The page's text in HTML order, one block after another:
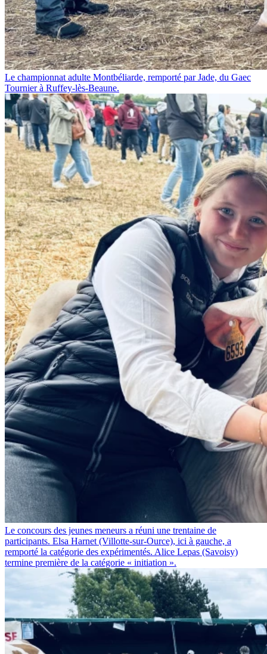
Le championnat adulte Montbéliarde, remporté par Jade, du Gaec
Tournier à Ruffey-lès-Beaune.
Le concours des jeunes meneurs a réuni une trentaine de
participants. Elsa Harnet (Villotte-sur-Ource), ici à gauche, a
remporté la catégorie des expérimentés. Alice Lepas (Savoisy)
termine première de la catégorie « initiation ».